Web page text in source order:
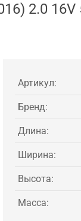
2.0
Артикул:
Бренд:
Длина:
Ширина:
Высота:
Масса: